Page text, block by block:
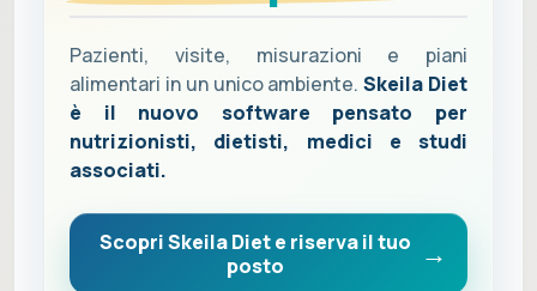
Pazienti, visite, misurazioni e piani
alimentari in un unico ambiente.Skeila Diet
è il nuovo software pensato per
nutrizionisti, dietisti, medici e studi
associati.
Scopri Skeila Diet e riserva il tuo
posto